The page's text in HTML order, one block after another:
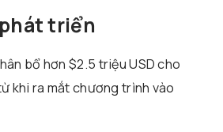
triển
bổ hơn $2.5 triệu USD cho
khi ra mắt chương trình vào